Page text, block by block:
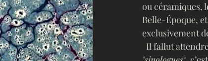
ou céramiques,
Belle-Époque,
exclusivement
Il fallut